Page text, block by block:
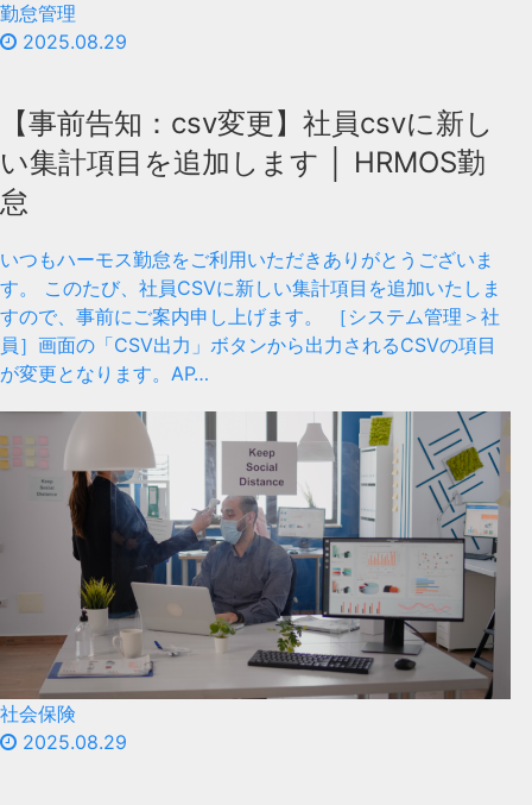
勤怠管理
2025.08.29
【事前告知：csv変更】社員csvに新し
い集計項目を追加します │ HRMOS勤
怠
いつもハーモス勤怠をご利用いただきありがとうございま
す。 このたび、社員CSVに新しい集計項目を追加いたしま
すので、事前にご案内申し上げます。 ［システム管理＞社
員］画面の「CSV出力」ボタンから出力されるCSVの項目
が変更となります。AP…
社会保険
2025.08.29